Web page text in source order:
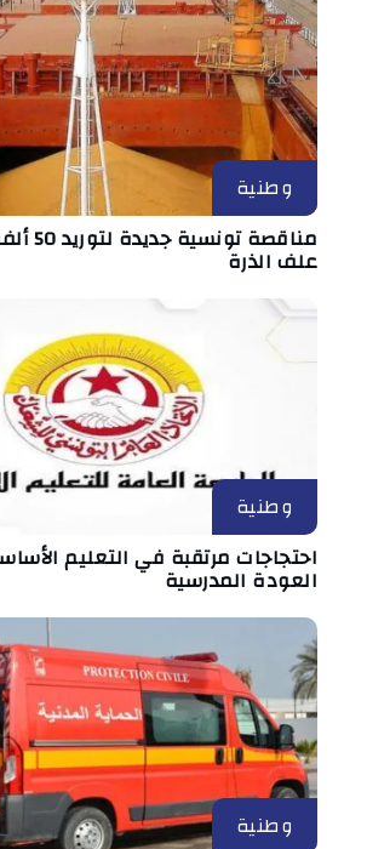
وطنية
مناقصة
علف الذرة
وطنية
احتجاجات مرتقبة في التعليم
العودة المدرسية
وطنية